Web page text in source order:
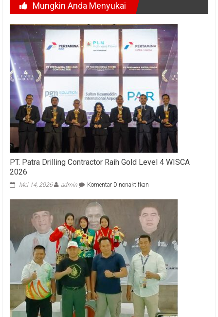
Mungkin Anda Menyukai
PT. Patra Drilling Contractor Raih Gold Level 4 WISCA
2026
Mei 14, 2026 admin Komentar Dinonaktifkan
Drilling
Contractor
Raih
Gold
Level
4
WISCA
2026